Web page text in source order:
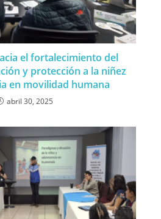
el fortalecimiento del
y protección a la niñez
en movilidad humana
abril 30, 2025